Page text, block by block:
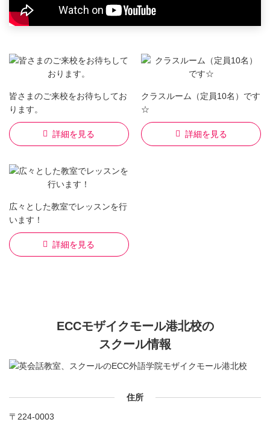
皆さまのご来校をお待ちしてお
ります。
詳細を見る
クラスルーム（定員10名）です
☆
詳細を見る
広々とした教室でレッスンを行
います！
詳細を見る
ECCモザイクモール港北校の
スクール情報
住所
〒224-0003